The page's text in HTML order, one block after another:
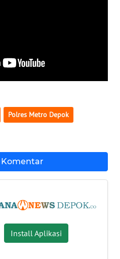
Polres Metro Depok
Komentar
Install Aplikasi